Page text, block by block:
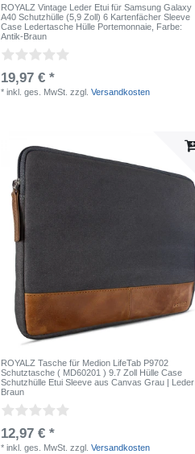
ROYALZ Vintage Leder Etui für Samsung Galaxy
A40 Schutzhülle (5,9 Zoll) 6 Kartenfächer Sleeve
Case Ledertasche Hülle Portemonnaie , Farbe:
Antik-Braun
19,97 € *
*inkl. ges. MwSt. zzgl.Versandkosten
ROYALZ Tasche für Medion LifeTab P9702
Schutztasche ( MD60201 ) 9.7 Zoll Hülle Case
Schutzhülle Etui Sleeve aus Canvas Grau | Leder
Braun
12,97 € *
*inkl. ges. MwSt. zzgl.Versandkosten